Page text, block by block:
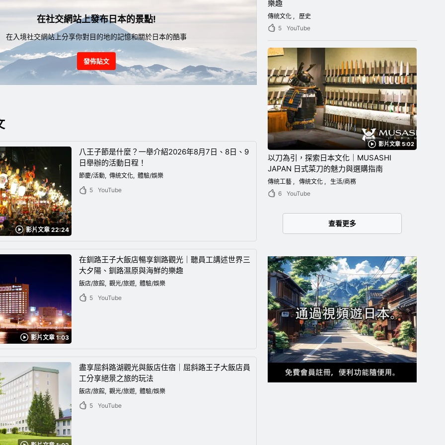
在社交網站上發布日本的景點!
在入境社交網站上分享你對目的地的記憶和關於日本的酷事
發佈貼文
影片文章 22:24
八王子節是什麼？一舉介紹2026年8月7日、8日、9
日舉辦的活動日程！
節慶/活動 傳統文化
體驗/娛樂
5
YouTube
影片文章 1:03
在釧路王子大飯店暢享釧路觀光｜聽員工講述世界三
大夕陽、釧路濕原與海鮮的樂趣
飯店/旅館 觀光/旅遊
體驗/娛樂
5
YouTube
盡享屈斜路湖觀光與飯店住宿｜屈斜路王子大飯店員
工分享絕景之旅的玩法
飯店/旅館 觀光/旅遊
體驗/娛樂
5
YouTube
樂趣
傳統文化
歷史
5
YouTube
影片文章 5:02
以刀為引，探索日本文化｜MUSASHI
JAPAN 日式菜刀的魅力與選購指南
傳統工藝 傳統文化
生活/商務
6
YouTube
查看更多